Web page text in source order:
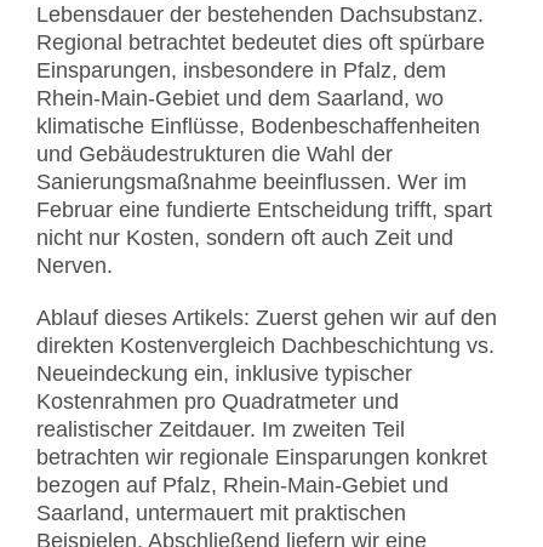
Lebensdauer der bestehenden Dachsubstanz.
Regional betrachtet bedeutet dies oft spürbare
Einsparungen, insbesondere in Pfalz, dem
Rhein-Main-Gebiet und dem Saarland, wo
klimatische Einflüsse, Bodenbeschaffenheiten
und Gebäudestrukturen die Wahl der
Sanierungsmaßnahme beeinflussen. Wer im
Februar eine fundierte Entscheidung trifft, spart
nicht nur Kosten, sondern oft auch Zeit und
Nerven.
Ablauf dieses Artikels: Zuerst gehen wir auf den
direkten Kostenvergleich Dachbeschichtung vs.
Neueindeckung ein, inklusive typischer
Kostenrahmen pro Quadratmeter und
realistischer Zeitdauer. Im zweiten Teil
betrachten wir regionale Einsparungen konkret
bezogen auf Pfalz, Rhein-Main-Gebiet und
Saarland, untermauert mit praktischen
Beispielen. Abschließend liefern wir eine